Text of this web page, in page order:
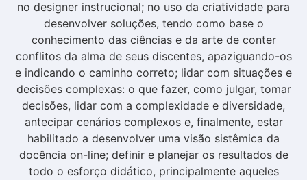
no designer instrucional; no uso da criatividade para
desenvolver soluções, tendo como base o
conhecimento das ciências e da arte de conter
conflitos da alma de seus discentes, apaziguando-os
e indicando o caminho correto; lidar com situações e
decisões complexas: o que fazer, como julgar, tomar
decisões, lidar com a complexidade e diversidade,
antecipar cenários complexos e, finalmente, estar
habilitado a desenvolver uma visão sistêmica da
docência on-line; definir e planejar os resultados de
todo o esforço didático, principalmente aqueles